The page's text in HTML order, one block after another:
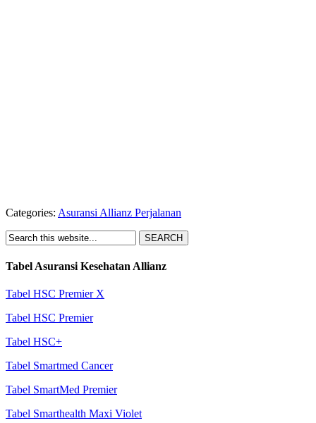
Categories: Asuransi Allianz Perjalanan
Tabel Asuransi Kesehatan Allianz
Tabel HSC Premier X
Tabel HSC Premier
Tabel HSC+
Tabel Smartmed Cancer
Tabel SmartMed Premier
Tabel Smarthealth Maxi Violet